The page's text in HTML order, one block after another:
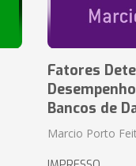
Fatores
Bancos de
Marcio Porto